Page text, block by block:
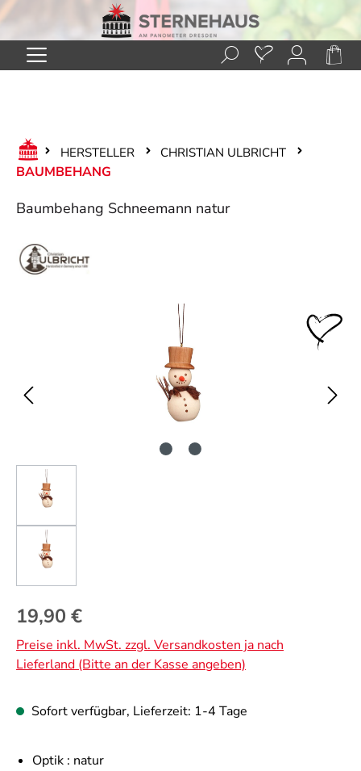
Zum Hauptinhalt springen
HERSTELLER CHRISTIAN ULBRICHT
BAUMBEHANG
Baumbehang Schneemann natur
Regulärer Preis:
19,90 €
Preise inkl. MwSt. zzgl. Versandkosten ja nach
Lieferland (Bitte an der Kasse angeben)
Sofort verfügbar, Lieferzeit: 1-4 Tage
Optik : natur